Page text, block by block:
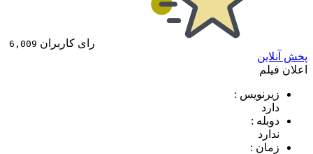
رای کاربران 6,009
پخش آنلاین
اعلان فیلم
زیرنویس :
دارد
دوبله :
ندارد
زمان :